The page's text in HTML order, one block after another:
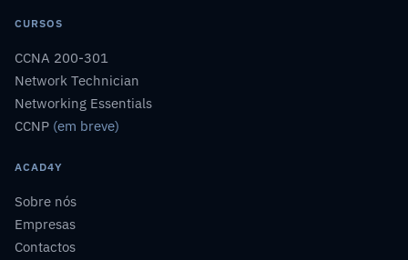
CURSOS
CCNA 200-301
Network Technician
Networking Essentials
CCNP (em breve)
ACAD4Y
Sobre nós
Empresas
Contactos